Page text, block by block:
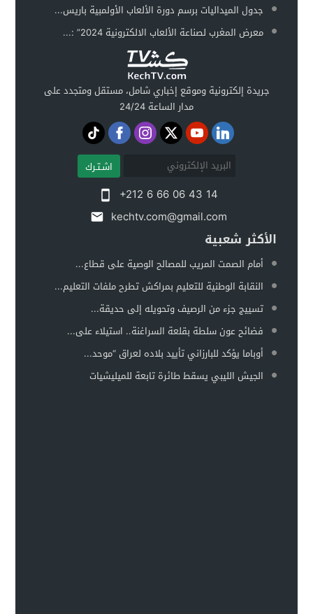
جدول الميداليات برسم دورة الألعاب الأولمبية باريس...
معرض المغرب لصناعة الألعاب الالكترونية 2024” :...
جريدة إلكترونية وموقع إخباري شامل، مستقل ومتجدد على
مدار الساعة 24/24
اشـتـرك
+212 6 66 06 43 14
kechtv.com@gmail.com
الأكثر شعبية
أمام الصمت المريب للمصالح الوصية على قطاع...
النقابة الوطنية للتعليم بمراكش تطرح ملفات التعليم...
تسييج جزء من الرصيف وتحويله إلى حديقة...
فضائح عون سلطة بقلعة السراغنة.. استيلاء على...
أوباما يؤكد للبارزاني تأييد بلاده لعراق “موحد...
الجيش الليبي يسقط طائرة تابعة للميليشيات